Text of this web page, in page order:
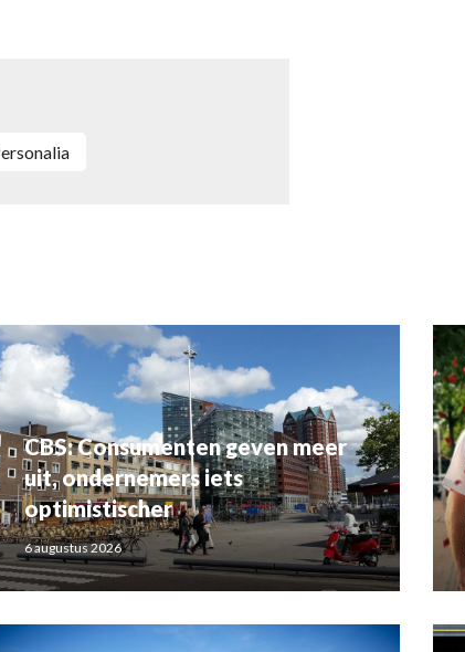
Personalia
CBS: Consumenten geven meer
uit, ondernemers iets
optimistischer
6 augustus 2026